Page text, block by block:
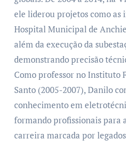
ele liderou projetos como as
Hospital Municipal de
além da execução da
demonstrando precisão
Como professor no Instituto
Santo (2005-2007), Danilo
conhecimento em
formando profissionais para
carreira marcada por